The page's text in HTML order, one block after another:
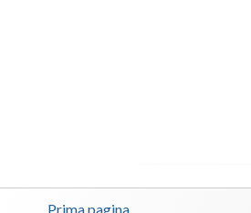
Prima pagina